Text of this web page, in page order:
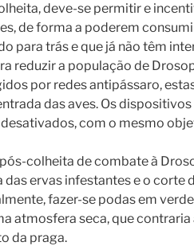
deve-se permitir e
de forma a poderem
para trás e que já não têm
reduzir a população de
por redes antipássaro,
das aves. Os
com o mesmo
colheita de combate à
das ervas infestantes e o corte
fazer-se podas em
atmosfera seca, que
da praga.